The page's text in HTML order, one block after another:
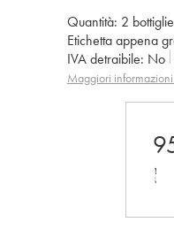
Quantità: 2 bottiglie
Etichetta appena
IVA detraibile:
no
Denominazione:
Maggiori